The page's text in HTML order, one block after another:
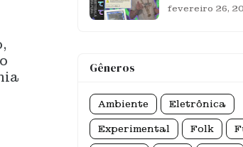
fevereiro 26,
Gêneros
Ambiente Eletrônica
Experimental Folk